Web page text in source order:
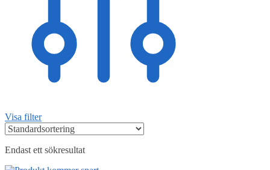
Visa filter
Endast ett sökresultat